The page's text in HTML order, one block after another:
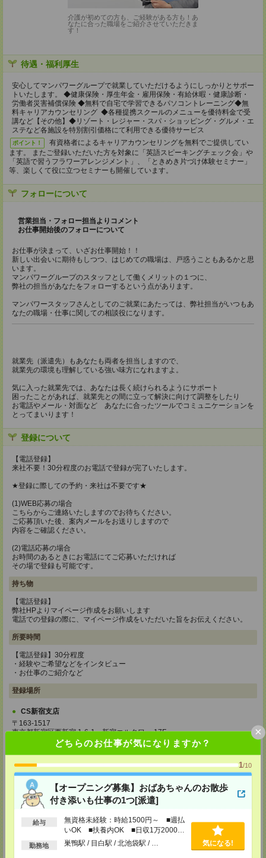
どちらのお仕事が気になりますか？
1/10
【オープニング募集】おばあちゃんのお散歩
付き添いも仕事の1つ[派遣]
給与
無資格未経験：時給1500円～ ■週払
いOK ■扶養内OK ■日収1万2000円
以上
勤務地 巣鴨駅 / 目白駅 / 北池袋駅 / … 気になる!
×
介護が初めての方も、ご経験がある方も！あ
なたに合った職場をご紹介させていただきま
す！
待遇・福利厚生
安心してマンパワーグループで就業していただけるようにしっかりとサポー
トいたします。 ◆健康保険・厚生年金・雇用保険・有給休暇・健康診断・
労働者災害補償保険 ◆無料で自宅で学習できるパソコントレーニング◆無
料キャリアカウンセリング ◆各種提携スクールのメニューを優待料金で受
講など【その他】◆リゾート・レジャー・スパ・ショッピング・グルメ・エ
ステなど各施設を特別割引価格にて利用できる優待サービス
ポイント！
有資格者によるキャリアカウンセリングを無料でご提供してい
ます。 またご登録いただいた方を対象に「英語スピーキングチェック会」や
「英語で習うフラワーアレンジメント」、「ときめき片づけ体験セミナー」
等、楽しくて役に立つセミナーも開催しています。
フォローについて
営業担当・フォロー担当よりコメント
お仕事開始後のフォローについて
お仕事が決まって、いざお仕事開始！！
新しい出会いに期待もしつつ、はじめての職場は、戸惑うこともあるかと思
います。
マンパワーグループのスタッフとして働くメリットの１つに、
弊社の担当があなたをフォローするという点があります。
マンパワースタッフさんとしてのご就業にあたっては、弊社担当がいつもあ
なたの職場・仕事に関しての相談役になります。
就業先（派遣先）もあなたも両者を担当しますので、
就業先の環境も理解している強い味方になれますよ。
気に入った就業先では、あなたは長く続けられるようにサポート
困ったことがあれば、就業先との間に立って解決に向けて調整をしたり
お電話やメール・対面など あなたに合ったツールでコミュニケーションを
とってまいります！
登録について
【電話登録】
来社不要！30分程度のお電話で登録が完了いたします。
★登録に際しての予約・来社は不要です★
(1)WEB応募の場合
こちらからご連絡いたしますのでお待ちください。
ご応募頂いた後、案内メールをお送りしますので
内容をご確認ください。
(2)電話応募の場合
お時間のあるときにお電話にてご応募いただければ
その場で登録も可能です。
持ち物
【電話登録】
弊社HPよりマイページ作成をお願いします
電話での登録の際に、マイページ作成をいただいた旨をお伝えください。
所要時間
【電話登録】30分程度
・経験やご希望などをインタビュー
・お仕事のご紹介など
登録場所
CS新宿支店
〒163-1517
東京都新宿区西新宿 1-6-1 新宿エルタワー 17F
TEL：0120-659-458
CS_SHINJUKU@manpowergroup.jp
CS立川支店
〒190-0012
東京都立川市曙町2-34-7 ファーレイーストビル 8F
TEL：0120-659-460
CS_TACHIKAWA@manpowergroup.jp
担当：採用担当
CS横浜支店